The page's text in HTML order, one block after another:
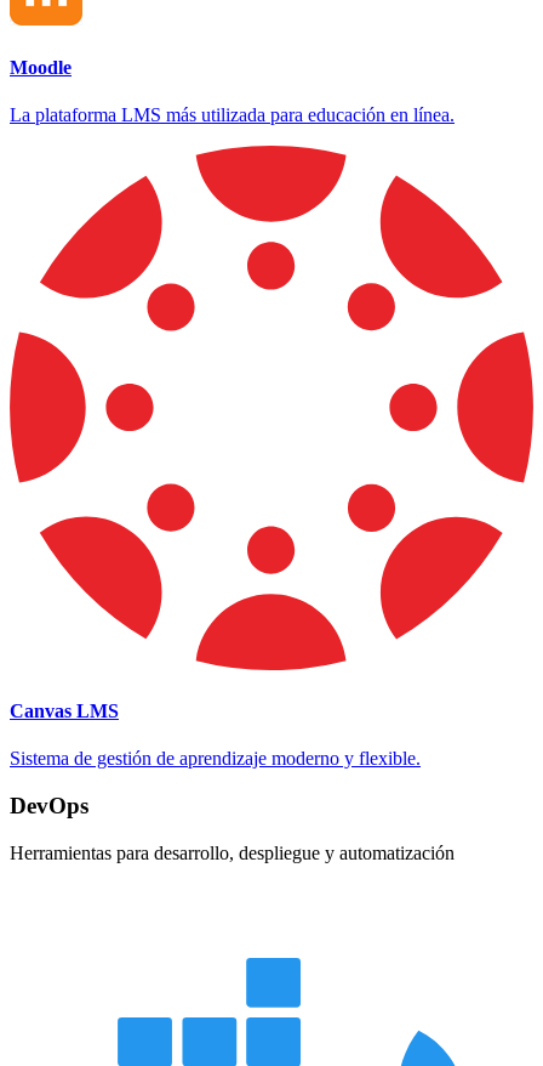
Moodle
La plataforma LMS más utilizada para educación en línea.
Canvas LMS
Sistema de gestión de aprendizaje moderno y flexible.
DevOps
Herramientas para desarrollo, despliegue y automatización